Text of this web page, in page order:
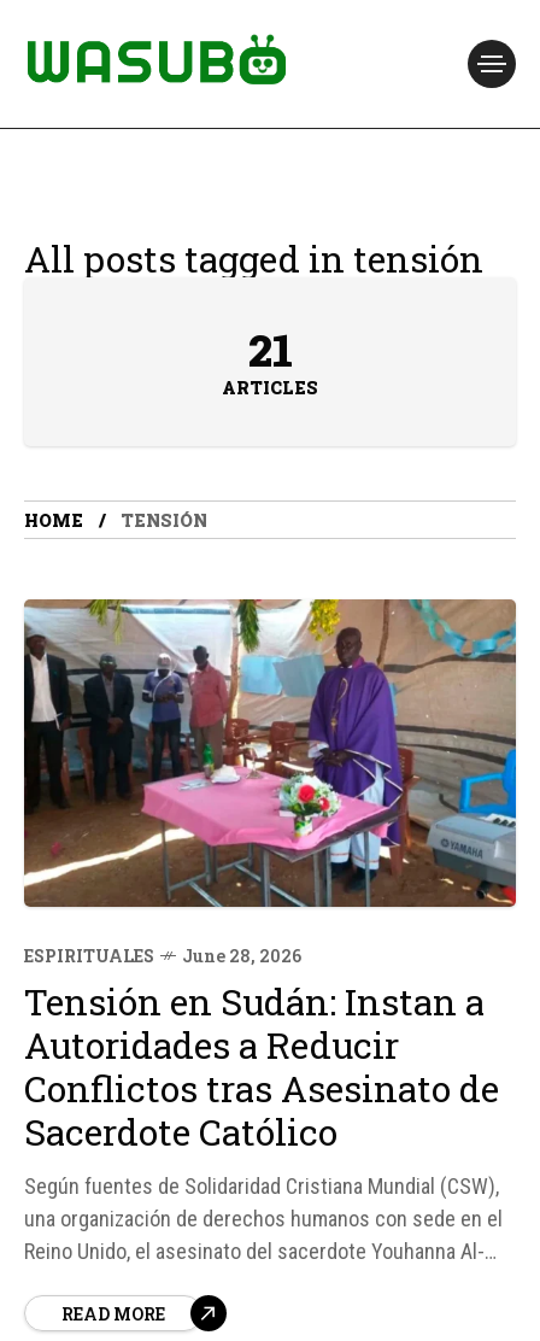
All posts tagged in tensión
21
ARTICLES
HOME TENSIÓN
ESPIRITUALES June 28, 2026
Tensión en Sudán: Instan a
Autoridades a Reducir
Conflictos tras Asesinato de
Sacerdote Católico
Según fuentes de Solidaridad Cristiana Mundial (CSW),
una organización de derechos humanos con sede en el
Reino Unido, el asesinato del sacerdote Youhanna Al-
llamado a las autoridades locales para que tomen
READ MORE